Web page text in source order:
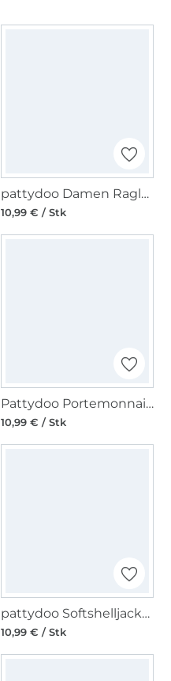
pattydoo Damen Raglanpullover Tatym Papierschnittmuster
10,99 € / Stk
Pattydoo Portemonnaie Molly & Polly Papierschnittmuster
10,99 € / Stk
pattydoo Softshelljacke Susan Papierschnittmuster
10,99 € / Stk